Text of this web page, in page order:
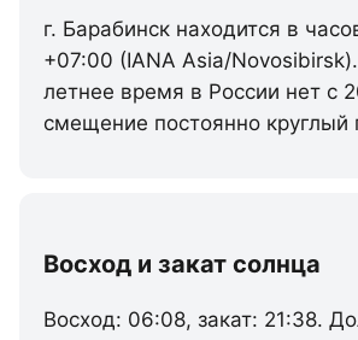
г. Барабинск находится в
+07:00 (IANA Asia/
летнее время в России нет с
смещение постоянно круглый
Восход и закат солнца
Восход: 06:08, закат: 21:38.